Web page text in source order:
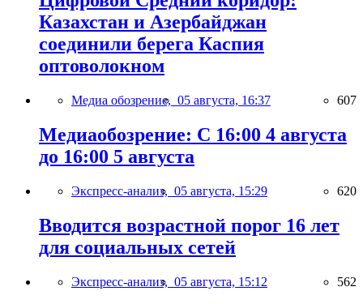
Казахстан и Азербайджан
соединили берега Каспия
оптоволокном
Медиа обозрение, 05 августа, 16:37 607
Медиаобозрение: С 16:00 4 августа
до 16:00 5 августа
Экспресс-анализ, 05 августа, 15:29 620
Вводится возрастной порог 16 лет
для социальных сетей
Экспресс-анализ, 05 августа, 15:12 562